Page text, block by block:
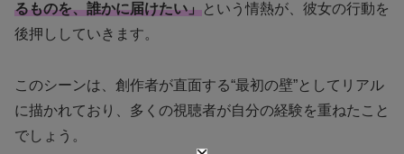
るものを、誰かに届けたい」という情熱が、彼女の行動を
後押ししていきます。
このシーンは、創作者が直面する“最初の壁”としてリアル
に描かれており、多くの視聴者が自分の経験を重ねたこと
でしょう。